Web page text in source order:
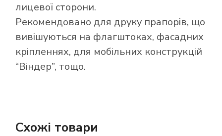
лицевої сторони.
Рекомендовано для друку прапорів, що
вивішуються на флагштоках, фасадних
кріпленнях, для мобільних конструкцій
“Віндер”, тощо.
Схожі товари